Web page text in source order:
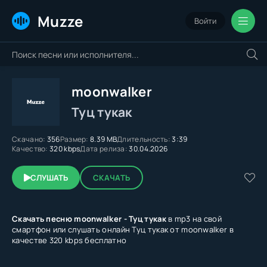
Muzze Войти
moonwalker
Туц тукак
Скачано: 356Размер: 8.39 MBДлительность:3:39
Качество: 320 kbpsДата релиза:30.04.2026
СЛУШАТЬ СКАЧАТЬ
Скачать песню moonwalker - Туц тукакв mp3 на свой
смартфон или слушать онлайн Туц тукак от moonwalker в
качестве 320 kbps бесплатно